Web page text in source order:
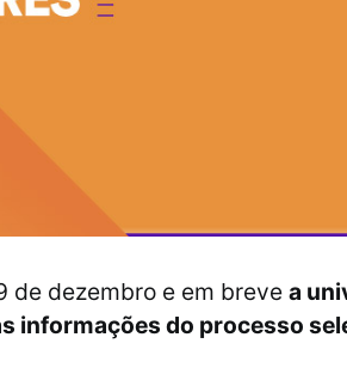
de dezembro e em breve a
informações do processo